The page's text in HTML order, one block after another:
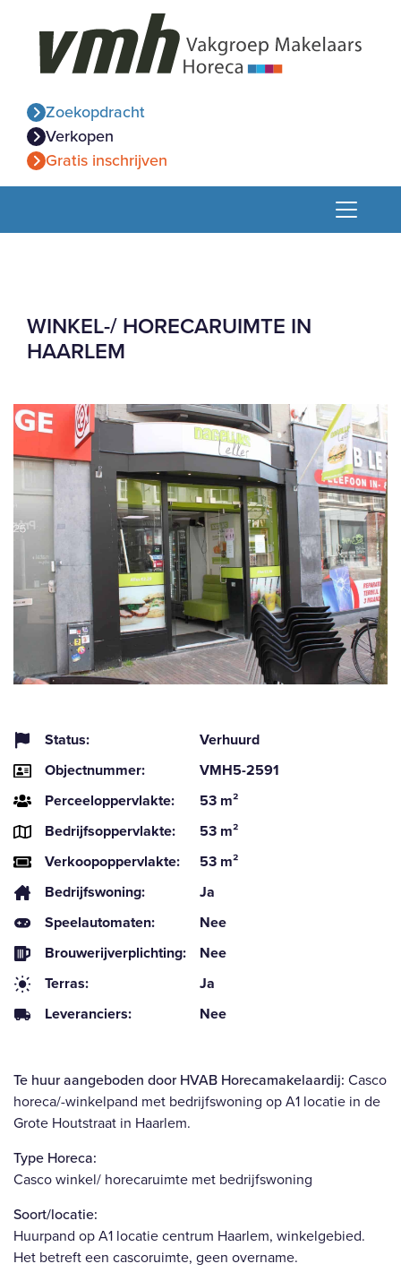
Zoekopdracht
Verkopen
Gratis inschrijven
WINKEL-/ HORECARUIMTE IN
HAARLEM
Status:
Verhuurd
Objectnummer:
VMH5-2591
Perceeloppervlakte:
53 m²
Bedrijfsoppervlakte:
53 m²
Verkoopoppervlakte:
53 m²
Bedrijfswoning:
Ja
Speelautomaten:
Nee
Brouwerijverplichting:
Nee
Terras:
Ja
Leveranciers:
Nee
Te huur aangeboden door HVAB Horecamakelaardij: Casco
horeca/-winkelpand met bedrijfswoning op A1 locatie in de
Grote Houtstraat in Haarlem.
Type Horeca:
Casco winkel/ horecaruimte met bedrijfswoning
Soort/locatie:
Huurpand op A1 locatie centrum Haarlem, winkelgebied.
Het betreft een cascoruimte, geen overname.